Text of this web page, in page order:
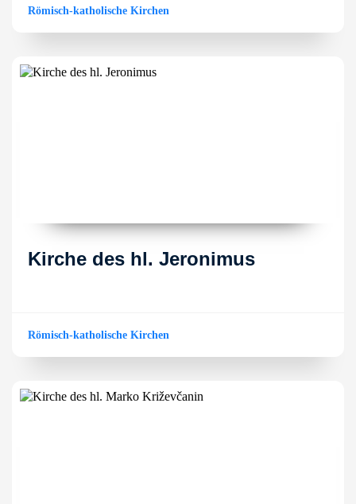
Römisch-katholische Kirchen
Kirche des hl. Jeronimus
Römisch-katholische Kirchen